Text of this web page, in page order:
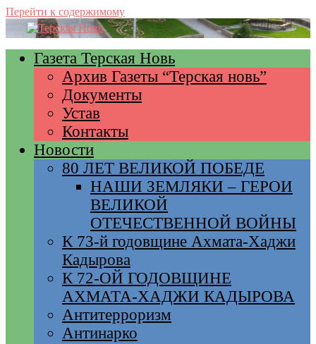
Перейти к содержимому
Газета Терская Новь
Архив Газеты “Терская новь”
Документы
Устав
Контакты
Новости
80 ЛЕТ ВЕЛИКОЙ ПОБЕДЕ
НАШИ ЗЕМЛЯКИ – ГЕРОИ
ВЕЛИКОЙ
ОТЕЧЕСТВЕННОЙ ВОЙНЫ
К 73-й годовщине Ахмата-Хаджи
Кадырова
К 72-ОЙ ГОДОВЩИНЕ
АХМАТА-ХАДЖИ КАДЫРОВА
Антитерроризм
Антинарко